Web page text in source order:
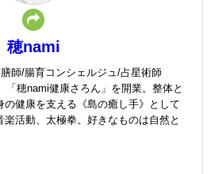
穂nami
師/腸育コンシェルジュ/占星術師
「穂nami健康さろん」を開業。整体と
健康を支える《島の癒し手》として
活動、太極拳。好きなものは自然と